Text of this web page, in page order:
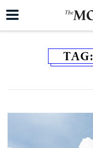
TAG: